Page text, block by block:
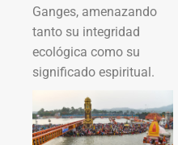
Ganges, amenazando
tanto su integridad
ecológica como su
significado espiritual.